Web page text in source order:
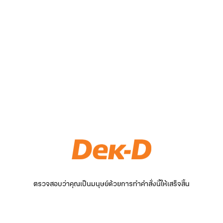
ตรวจสอบว่าคุณเป็นมนุษย์ด้วยการทำคำสั่งนี้ให้เสร็จสิ้น